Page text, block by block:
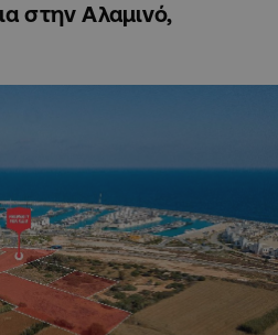
στην Αλαμινό,